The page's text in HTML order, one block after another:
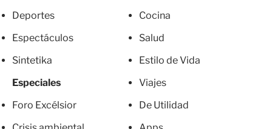
Deportes
Espectáculos
Sintetika
Especiales
Foro Excélsior
Cocina
Salud
Estilo de Vida
Viajes
De Utilidad